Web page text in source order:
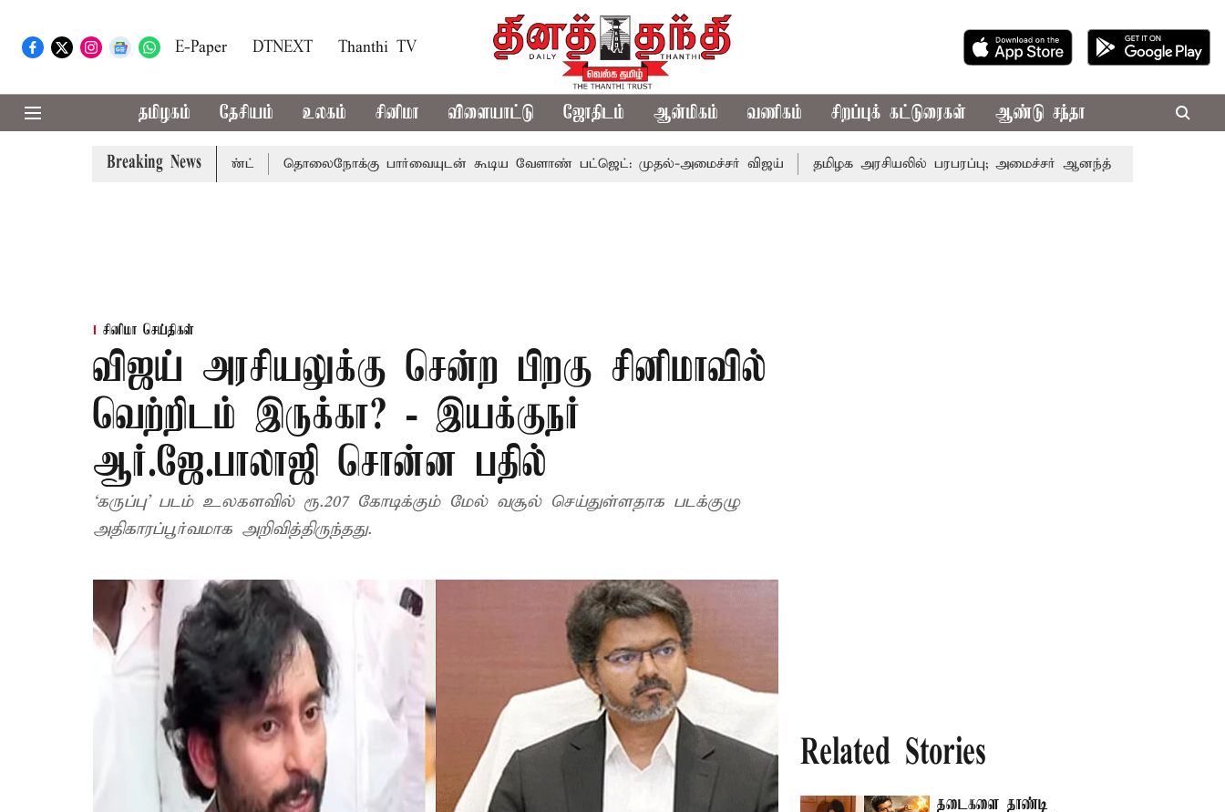
E-Paper DTNEXT Thanthi TV
தமிழகம் தேசியம் உலகம் சினிமா விளையாட்டு ஜோதிடம் ஆன்மிகம் வணிகம் சிறப்புக் கட்டுரைகள் ஆண்டு சந்தா
Breaking News
நீதிமன்றம் பிடிவாராண்ட் தொலைநோக்கு பார்வையுடன் கூடிய வேளாண் பட்ஜெட்: முதல்-அமைச்சர் விஜய் தமிழக அரசியலில் பரபரப்பு; அமைச்சர் ஆனந்த் உடன் சி.வி. சண்முகம்,
சினிமா செய்திகள்
விஜய் அரசியலுக்கு சென்ற பிறகு சினிமாவில்
வெற்றிடம் இருக்கா? - இயக்குநர்
ஆர்.ஜே.பாலாஜி சொன்ன பதில்
‘கருப்பு’ படம் உலகளவில் ரூ.207 கோடிக்கும் மேல் வசூல் செய்துள்ளதாக படக்குழு
அதிகாரப்பூர்வமாக அறிவித்திருந்தது.
Related Stories
தடைகளை தாண்டி